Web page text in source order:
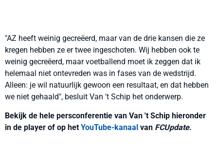
"AZ heeft weinig gecreëerd, maar van de drie kansen die ze
kregen hebben ze er twee ingeschoten. Wij hebben ook te
weinig gecreëerd, maar voetballend moet ik zeggen dat ik
helemaal niet ontevreden was in fases van de wedstrijd.
Alleen: je wil natuurlijk gewoon een resultaat, en dat hebben
we niet gehaald", besluit Van 't Schip het onderwerp.
Bekijk de hele persconferentie van Van 't Schip hieronder
in de player of op hetYouTube-kanaal van FCUpdate.